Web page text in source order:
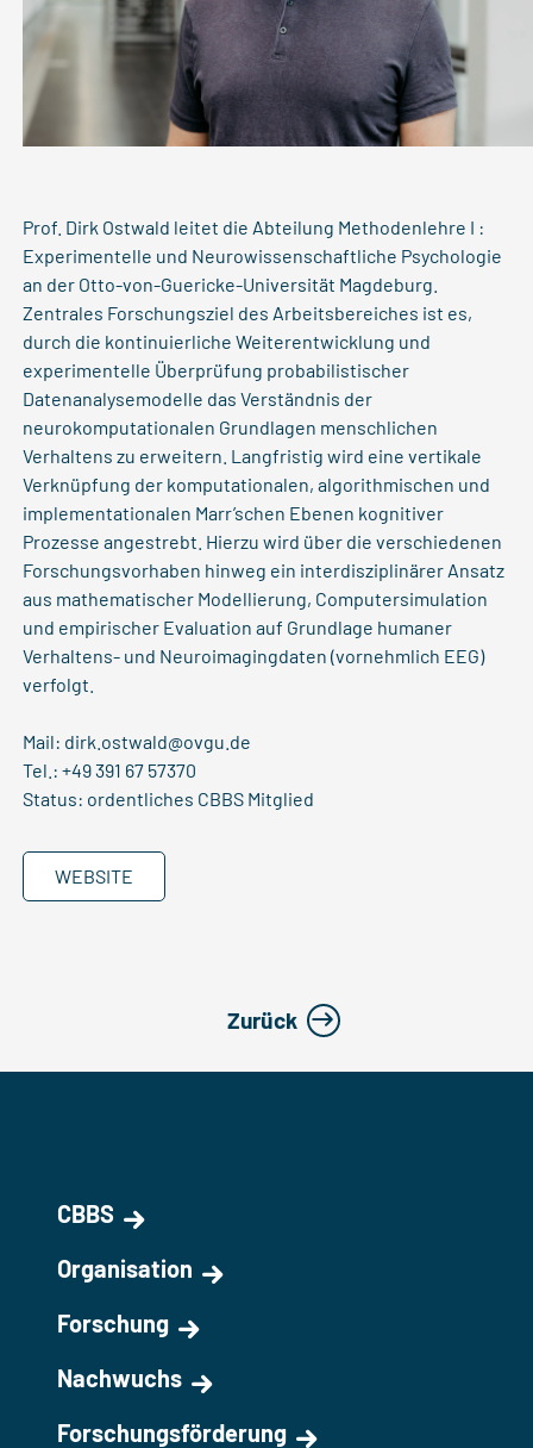
Prof. Dirk Ostwald leitet die Abteilung Methodenlehre I :
Experimentelle und Neurowissenschaftliche Psychologie
an der Otto-von-Guericke-Universität Magdeburg.
Zentrales Forschungsziel des Arbeitsbereiches ist es,
durch die kontinuierliche Weiterentwicklung und
experimentelle Überprüfung probabilistischer
Datenanalysemodelle das Verständnis der
neurokomputationalen Grundlagen menschlichen
Verhaltens zu erweitern. Langfristig wird eine vertikale
Verknüpfung der komputationalen, algorithmischen und
implementationalen Marr’schen Ebenen kognitiver
Prozesse angestrebt. Hierzu wird über die verschiedenen
Forschungsvorhaben hinweg ein interdisziplinärer Ansatz
aus mathematischer Modellierung, Computersimulation
und empirischer Evaluation auf Grundlage humaner
Verhaltens- und Neuroimagingdaten (vornehmlich EEG)
verfolgt.
Mail: dirk.ostwald@ovgu.de
Tel.: +49 391 67 57370
Status: ordentliches CBBS Mitglied
WEBSITE
Zurück
CBBS
Organisation
Forschung
Nachwuchs
Forschungsförderung